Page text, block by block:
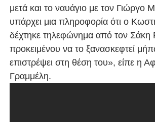
μετά και το ναυάγιο με τον Γιώργο
υπάρχει μια πληροφορία ότι ο
δέχτηκε τηλεφώνημα από τον Σάκη
προκειμένου να το ξανασκεφτεί
επιστρέψει στη θέση του», είπε η
Γραμμέλη.